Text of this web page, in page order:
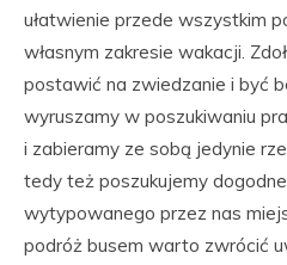
ułatwienie przede wszystkim
własnym zakresie wakacji.
postawić na zwiedzanie i być
wyruszamy w poszukiwaniu
i zabieramy ze sobą jedynie
tedy też poszukujemy
wytypowanego przez nas
podróż busem warto zwrócić